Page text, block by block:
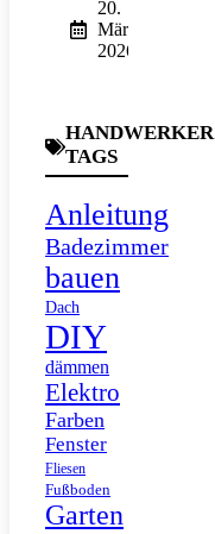
20.
März
2026
HANDWERKER
TAGS
Anleitung
Badezimmer
bauen
Dach
DIY
dämmen
Elektro
Farben
Fenster
Fliesen
Fußboden
Garten